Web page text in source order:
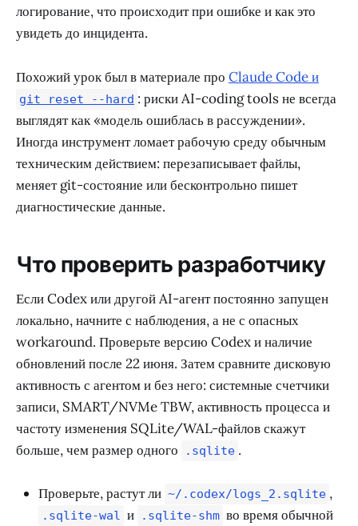
логирование, что происходит при ошибке и как это
увидеть до инцидента.
Похожий урок был в материале про Claude Code и
git reset --hard : риски AI-coding tools не всегда
выглядят как «модель ошиблась в рассуждении».
Иногда инструмент ломает рабочую среду обычным
техническим действием: перезаписывает файлы,
меняет git-состояние или бесконтрольно пишет
диагностические данные.
Что проверить разработчику
Если Codex или другой AI-агент постоянно запущен
локально, начните с наблюдения, а не с опасных
workaround. Проверьте версию Codex и наличие
обновлений после 22 июня. Затем сравните дисковую
активность с агентом и без него: системные счетчики
записи, SMART/NVMe TBW, активность процесса и
частоту изменения SQLite/WAL-файлов скажут
больше, чем размер одного
.sqlite .
Проверьте, растут ли ~/.codex/logs_2.sqlite ,
.sqlite-wal и .sqlite-shm во время обычной